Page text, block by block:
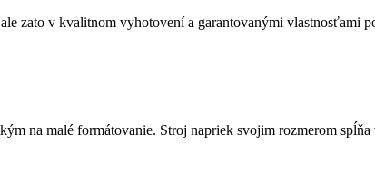
zato v kvalitnom vyhotovení a garantovanými vlastnosťami
na malé formátovanie. Stroj napriek svojim rozmerom